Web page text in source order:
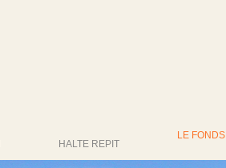
HALTE REPIT
LE FONDS